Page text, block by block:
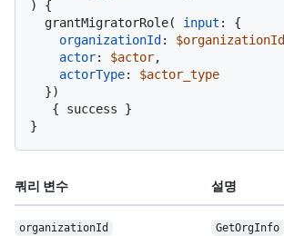
)
{
  grantMigratorRole
( input :
{
organizationId : $organizationId
actor: $actor,
actorType:
$actor_type
})
{ success }
}
쿼리 변수 설명
organizationId GetOrgInfo